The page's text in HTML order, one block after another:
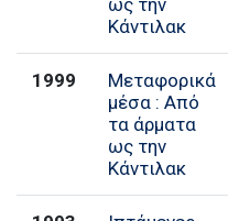
Κάντιλακ
1999
Μεταφορικά
μέσα : Από
τα άρματα
ως την
Κάντιλακ